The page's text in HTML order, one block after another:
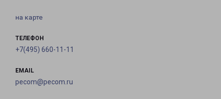
на карте
ТЕЛЕФОН
+7(495) 660-11-11
EMAIL
pecom@pecom.ru